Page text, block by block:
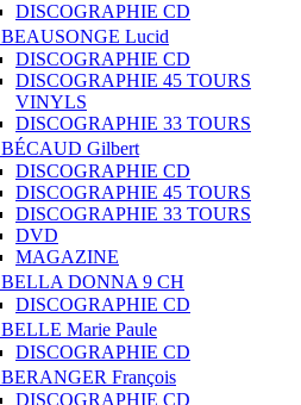
DISCOGRAPHIE CD
BEAUSONGE Lucid
DISCOGRAPHIE CD
DISCOGRAPHIE 45 TOURS
VINYLS
DISCOGRAPHIE 33 TOURS
BÉCAUD Gilbert
DISCOGRAPHIE CD
DISCOGRAPHIE 45 TOURS
DISCOGRAPHIE 33 TOURS
DVD
MAGAZINE
BELLA DONNA 9 CH
DISCOGRAPHIE CD
BELLE Marie Paule
DISCOGRAPHIE CD
BERANGER François
DISCOGRAPHIE CD